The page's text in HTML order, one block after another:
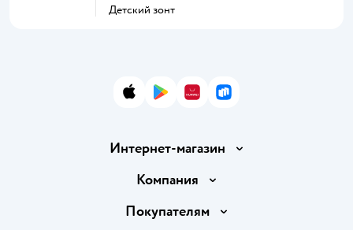
Детский зонт
App StoreGoogle Play
AppGallery
RuStore
Интернет-магазин
Доставка и оплата
Правила продажи
Компания
Вакансии
Покупателям